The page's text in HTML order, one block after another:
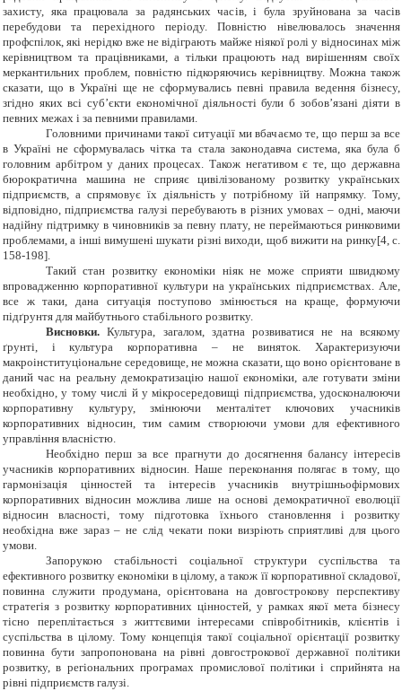
захисту, яка працювала за радянських часів, і була зруйнована за часів
перебудови та перехідного періоду. Повністю нівелювалось значення
профспілок, які нерідко вже не відіграють майже ніякої ролі у відносинах між
керівництвом та працівниками, а тільки працюють над вирішенням своїх
меркантильних проблем, повністю підкоряючись керівництву. Можна також
сказати, що в Україні ще не сформувались певні правила ведення бізнесу,
згідно яких всі суб’єкти економічної діяльності були б зобов’язані діяти в
певних межах і за певними правилами.
Головними причинами такої ситуації ми вбачаємо те, що перш за все
в Україні не сформувалась чітка та стала законодавча система, яка була б
головним арбітром у даних процесах. Також негативом є те, що державна
бюрократична машина не сприяє цивілізованому розвитку українських
підприємств, а спрямовує їх діяльність у потрібному їй напрямку. Тому,
відповідно, підприємства галузі перебувають в різних умовах – одні, маючи
надійну підтримку в чиновників за певну плату, не переймаються ринковими
проблемами, а інші вимушені шукати різні виходи, щоб вижити на ринку[4, c.
158-198].
Такий стан розвитку економіки ніяк не може сприяти швидкому
впровадженню корпоративної культури на українських підприємствах. Але,
все ж таки, дана ситуація поступово змінюється на краще, формуючи
підґрунтя для майбутнього стабільного розвитку.
Висновки. Культура, загалом, здатна розвиватися не на всякому
ґрунті, і культура корпоративна – не виняток. Характеризуючи
макроінституціональне середовище, не можна сказати, що воно орієнтоване в
даний час на реальну демократизацію нашої економіки, але готувати зміни
необхідно, у тому числі й у мікросередовищі підприємства, удосконалюючи
корпоративну культуру, змінюючи менталітет ключових учасників
корпоративних відносин, тим самим створюючи умови для ефективного
управління власністю.
Необхідно перш за все прагнути до досягнення балансу інтересів
учасників корпоративних відносин. Наше переконання полягає в тому, що
гармонізація цінностей та інтересів учасників внутрішньофірмових
корпоративних відносин можлива лише на основі демократичної еволюції
відносин власності, тому підготовка їхнього становлення і розвитку
необхідна вже зараз – не слід чекати поки визріють сприятливі для цього
умови.
Запорукою стабільності соціальної структури суспільства та
ефективного розвитку економіки в цілому, а також її корпоративної складової,
повинна служити продумана, орієнтована на довгострокову перспективу
стратегія з розвитку корпоративних цінностей, у рамках якої мета бізнесу
тісно переплітається з життєвими інтересами співробітників, клієнтів і
суспільства в цілому. Тому концепція такої соціальної орієнтації розвитку
повинна бути запропонована на рівні довгострокової державної політики
розвитку, в регіональних програмах промислової політики і сприйнята на
рівні підприємств галузі.